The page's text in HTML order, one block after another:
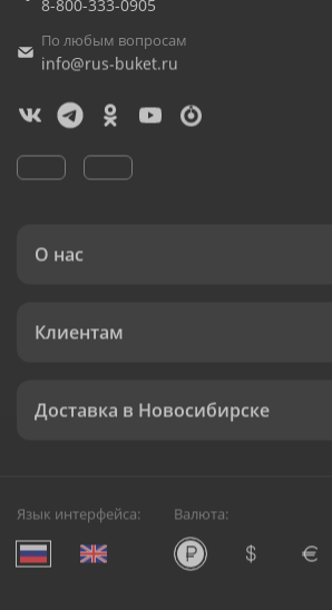
8-800-333-0905
По любым вопросам
info@rus-buket.ru
О нас
Клиентам
Доставка в Новосибирске
Язык интерфейса: Валюта: